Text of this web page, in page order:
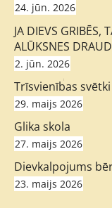
24. jūn. 2026
JA DIEVS GRIBĒS,
ALŪKSNES
2. jūn. 2026
Trīsvienības svētki
29. maijs 2026
Glika skola
27. maijs 2026
Dievkalpojums
23. maijs 2026
;